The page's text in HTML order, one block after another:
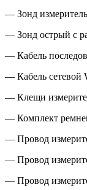
— Зонд
— Зонд острый с
— Кабель
— Кабель сетевой
— Клещи
— Комплект
— Провод
— Провод
— Провод